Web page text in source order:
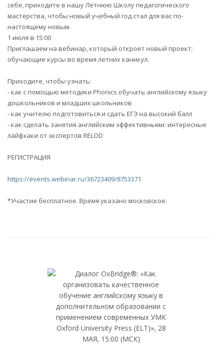
себе, приходите в нашу Летнюю Школу педагогического
мастерства, чтобы новый учебный год стал для вас по-
настоящему новым.
1 июля в 15:00
Приглашаем на вебинар, который откроет новый проект:
обучающие курсы во время летних каникул.
Приходите, чтобы узнать:
- как с помощью методики Phonics обучать английскому языку
дошкольников и младших школьников
- как учителю подготовиться и сдать ЕГЭ на высокий балл
- как сделать занятия английским эффективными: интересные
лайфхаки от экспертов RELOD
РЕГИСТРАЦИЯ
https://events.webinar.ru/36723409/8753371
*Участие бесплатное. Время указано московское.